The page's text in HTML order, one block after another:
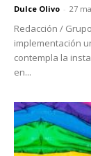
Dulce Olivo - 27
Redacción /
implementación
contempla la
en...